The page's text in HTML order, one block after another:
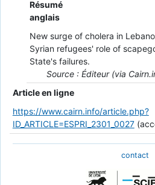
Résumé
anglais
New surge of cholera in
Syrian refugees' role of
State's failures.
Source : Éditeur (via
Article en ligne
https://www.cairn.info/article.php?
ID_ARTICLE=ESPRI_2301_0027
contact